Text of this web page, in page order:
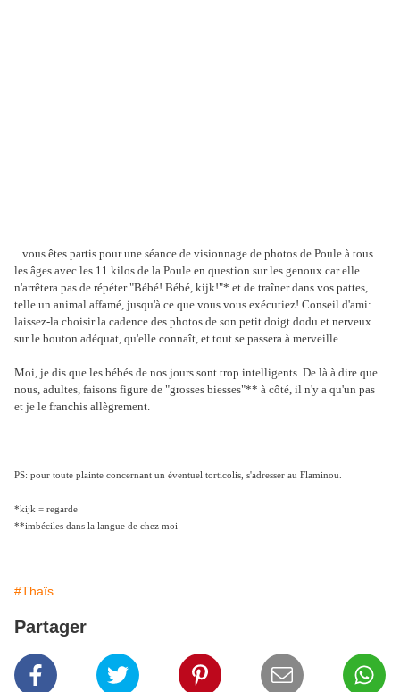
...vous êtes partis pour une séance de visionnage de photos de Poule à tous
les âges avec les 11 kilos de la Poule en question sur les genoux car elle
n'arrêtera pas de répéter "Bébé! Bébé, kijk!"* et de traîner dans vos pattes,
telle un animal affamé, jusqu'à ce que vous vous exécutiez! Conseil d'ami:
laissez-la choisir la cadence des photos de son petit doigt dodu et nerveux
sur le bouton adéquat, qu'elle connaît, et tout se passera à merveille.
Moi, je dis que les bébés de nos jours sont trop intelligents. De là à dire que
nous, adultes, faisons figure de "grosses biesses"** à côté, il n'y a qu'un pas
et je le franchis allègrement.
PS: pour toute plainte concernant un éventuel torticolis, s'adresser au Flaminou.
*kijk = regarde
**imbéciles dans la langue de chez moi
#Thaïs
Partager